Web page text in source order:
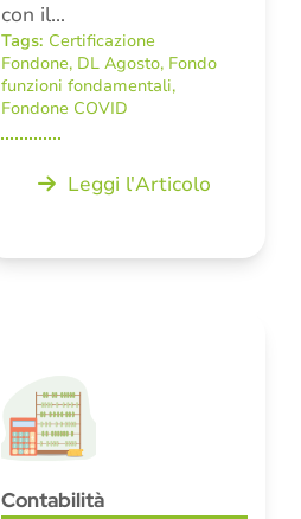
con il…
Tags: Certificazione
Fondone, DL Agosto, Fondo
funzioni fondamentali,
Fondone COVID
Leggi l'Articolo
Contabilità